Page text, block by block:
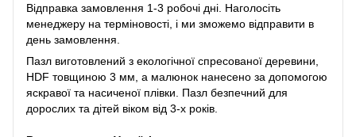
Відправка замовлення 1-3 робочі дні. Наголосіть
менеджеру на терміновості, і ми зможемо відправити в
день замовлення.
Пазл виготовлений з екологічної спресованої деревини,
HDF товщиною 3 мм, а малюнок нанесено за допомогою
яскравої та насиченої плівки. Пазл безпечний для
дорослих та дітей віком від 3-х років.